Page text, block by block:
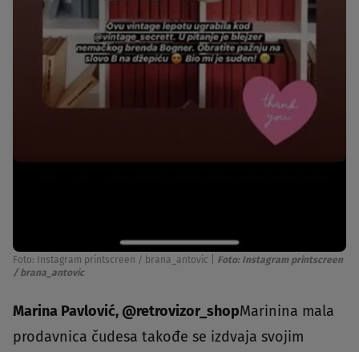
Foto: Instagram printscreen / brana_antovic
Foto: Instagram printscreen
/ brana_antovic
Marina Pavlović, @retrovizor_shopMarinina mala
prodavnica čudesa takođe se izdvaja svojim